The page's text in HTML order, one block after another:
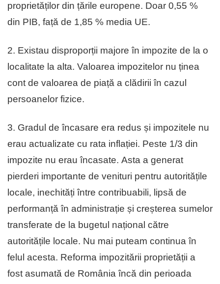
proprietăților din țările europene. Doar 0,55 %
din PIB, față de 1,85 % media UE.
2. Existau disproporții majore în impozite de la o
localitate la alta. Valoarea impozitelor nu ținea
cont de valoarea de piață a clădirii în cazul
persoanelor fizice.
3. Gradul de încasare era redus și impozitele nu
erau actualizate cu rata inflației. Peste 1/3 din
impozite nu erau încasate. Asta a generat
pierderi importante de venituri pentru autoritățile
locale, inechități între contribuabili, lipsă de
performanță în administrație și creșterea sumelor
transferate de la bugetul național către
autoritățile locale. Nu mai puteam continua în
felul acesta. Reforma impozitării proprietății a
fost asumată de România încă din perioada